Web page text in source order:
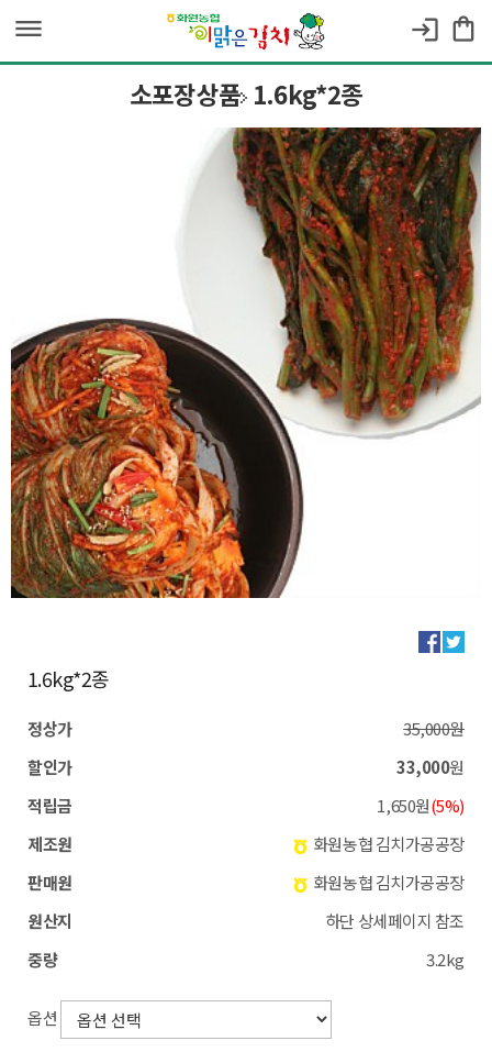
dehaze login shopping_bag
소포장상품 1.6kg*2종
1.6kg*2종
정상가
35,000원
할인가
33,000원
적립금
1,650원(5%)
제조원
화원농협 김치가공공장
판매원
화원농협 김치가공공장
원산지
하단 상세페이지 참조
중량
3.2kg
옵션